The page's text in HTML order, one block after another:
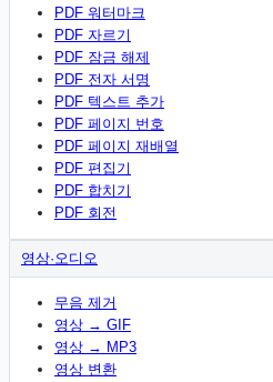
PDF 워터마크
PDF 자르기
PDF 잠금 해제
PDF 전자 서명
PDF 텍스트 추가
PDF 페이지 번호
PDF 페이지 재배열
PDF 편집기
PDF 합치기
PDF 회전
영상·오디오
무음 제거
영상 → GIF
영상 → MP3
영상 변환